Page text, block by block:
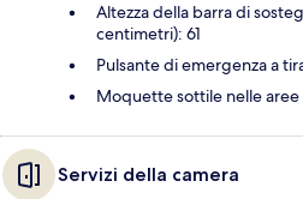
Altezza della barra di
centimetri): 61
Pulsante di emergenza a
Moquette sottile nelle aree
Servizi della camera